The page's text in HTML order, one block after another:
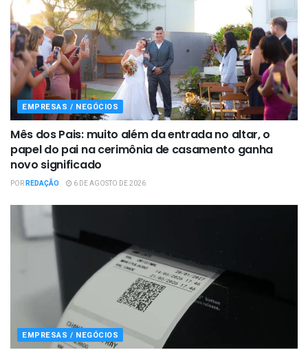
EMPRESAS / NEGÓCIOS
Mês dos Pais: muito além da entrada no altar, o
papel do pai na cerimônia de casamento ganha
novo significado
PORREDAÇÃO 6 DE AGOSTO DE 2026
EMPRESAS / NEGÓCIOS